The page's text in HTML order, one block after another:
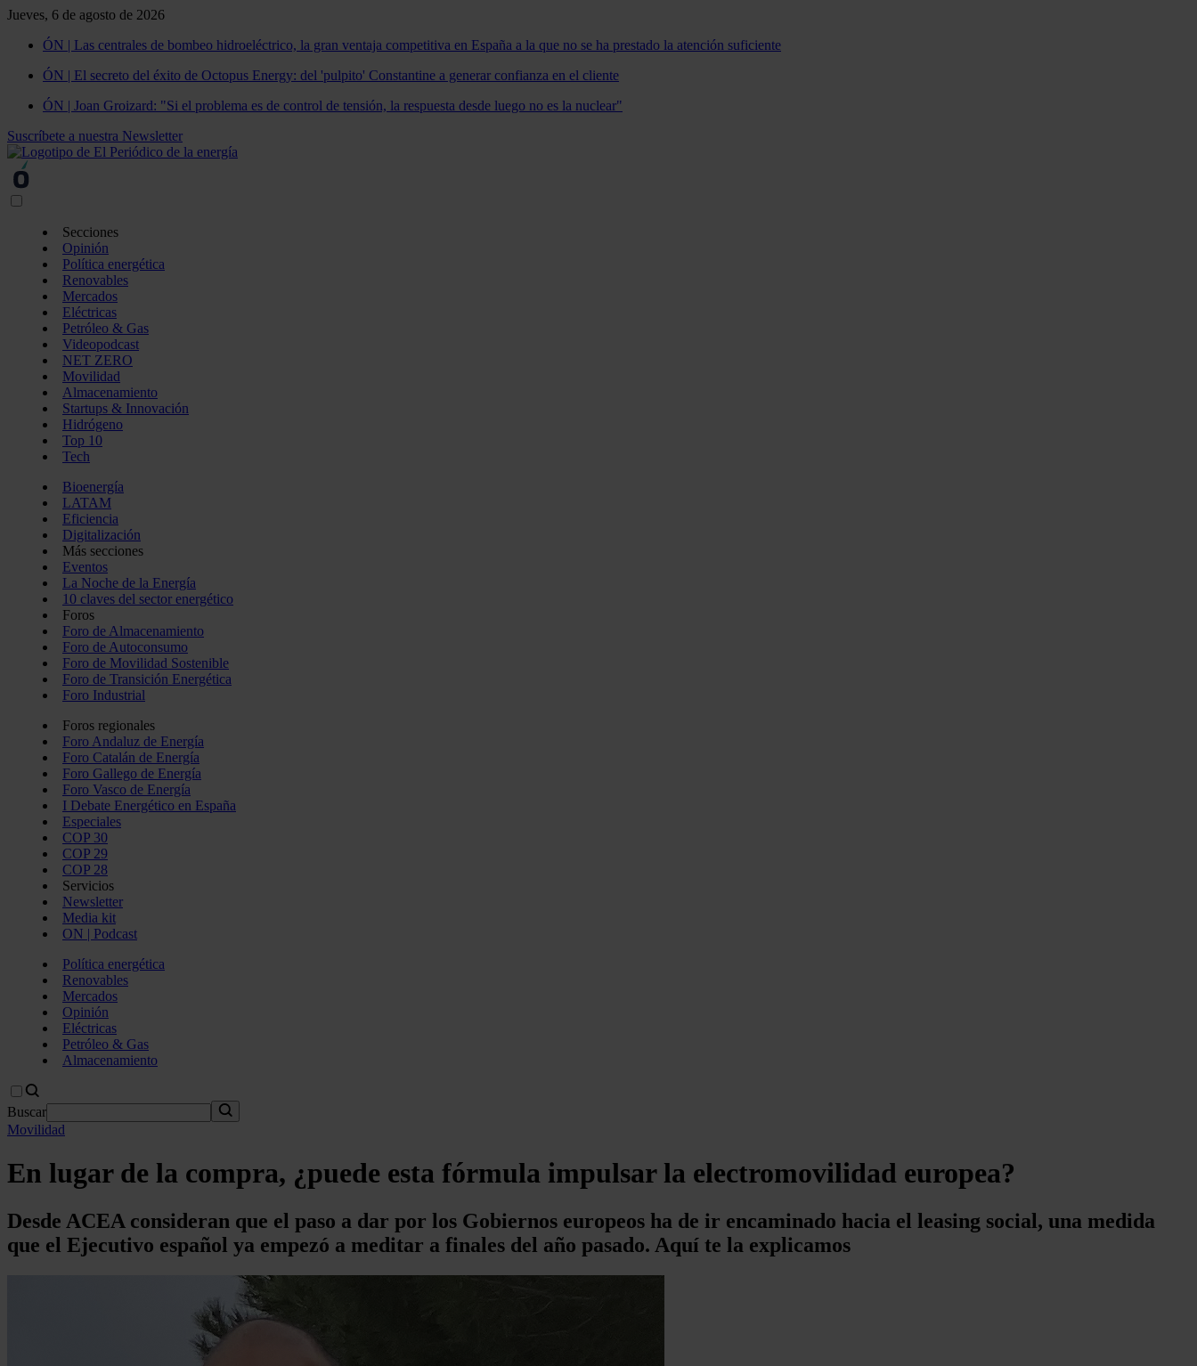
Jueves, 6 de agosto de 2026
ÓN | Las centrales de bombeo hidroeléctrico, la gran ventaja competitiva en España a la que no se ha prestado la atención suficiente
ÓN | El secreto del éxito de Octopus Energy: del 'pulpito' Constantine a generar confianza en el cliente
ÓN | Joan Groizard: "Si el problema es de control de tensión, la respuesta desde luego no es la nuclear"
Suscríbete a nuestra Newsletter
Secciones
Opinión
Política energética
Renovables
Mercados
Eléctricas
Petróleo & Gas
Videopodcast
NET ZERO
Movilidad
Almacenamiento
Startups & Innovación
Hidrógeno
Top 10
Tech
Bioenergía
LATAM
Eficiencia
Digitalización
Más secciones
Eventos
La Noche de la Energía
10 claves del sector energético
Foros
Foro de Almacenamiento
Foro de Autoconsumo
Foro de Movilidad Sostenible
Foro de Transición Energética
Foro Industrial
Foros regionales
Foro Andaluz de Energía
Foro Catalán de Energía
Foro Gallego de Energía
Foro Vasco de Energía
I Debate Energético en España
Especiales
COP 30
COP 29
COP 28
Servicios
Newsletter
Media kit
ON | Podcast
Política energética
Renovables
Mercados
Opinión
Eléctricas
Petróleo & Gas
Almacenamiento
Buscar
Movilidad
En lugar de la compra, ¿puede esta fórmula impulsar la electromovilidad europea?
Desde ACEA consideran que el paso a dar por los Gobiernos europeos ha de ir encaminado hacia el leasing social, una medida
que el Ejecutivo español ya empezó a meditar a finales del año pasado. Aquí te la explicamos